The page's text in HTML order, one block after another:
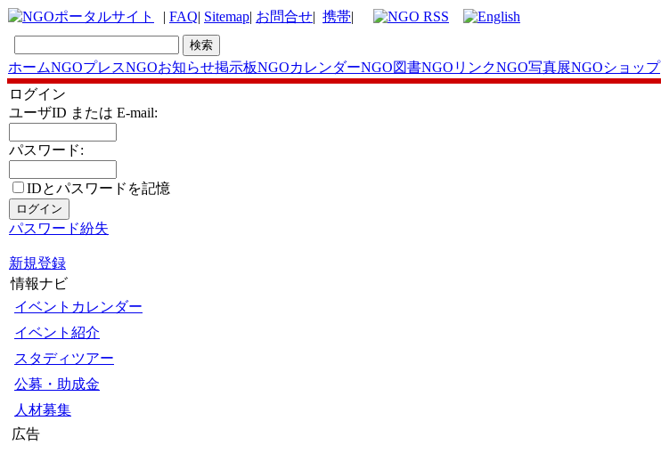
| FAQ| Sitemap| お問合せ| 携帯|
ホームNGOプレスNGOお知らせ掲示板NGOカレンダーNGO図書NGOリンクNGO写真展NGOショップ
ログイン
ユーザID または E-mail:
パスワード:
IDとパスワードを記憶
パスワード紛失
新規登録
情報ナビ
イベントカレンダー
イベント紹介
スタディツアー
公募・助成金
人材募集
広告